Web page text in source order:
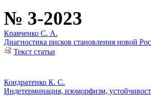
№ 3-2023
Кравченко С. А.
Диагностика рисков становления новой
Текст статьи
Кондратенко К. С.
Индетерминация, изоморфизм,